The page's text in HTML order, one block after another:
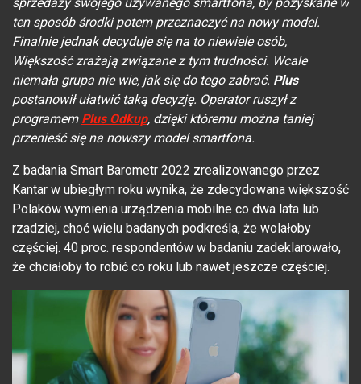
ten sposób środki potem przeznaczyć na nowy model.
Finalnie jednak decyduje się na to niewiele osób,
Większość zrażają związane z tym trudności. Wcale
niemała grupa nie wie, jak się do tego zabrać. Plus
postanowił ułatwić taką decyzję. Operator ruszył z
programem Plus Odkup, dzięki któremu można taniej
przenieść się na nowszy model smartfona.
Z badania Smart Barometr 2022 zrealizowanego przez
Kantar w ubiegłym roku wynika, że zdecydowana większość
Polaków wymienia urządzenia mobilne co dwa lata lub
rzadziej, choć wielu badanych podkreśla, że wolałoby
częściej. 40 proc. respondentów w badaniu zadeklarowało,
że chciałoby to robić co roku lub nawet jeszcze częściej.